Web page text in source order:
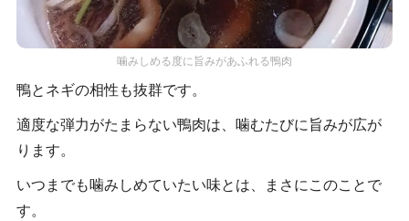
噛みしめる度に旨みがあふれる鴨肉
鴨とネギの相性も抜群です。
適度な弾力がたまらない鴨肉は、噛むたびに旨みが広が
ります。
いつまでも噛みしめていたい味とは、まさにこのことで
す。